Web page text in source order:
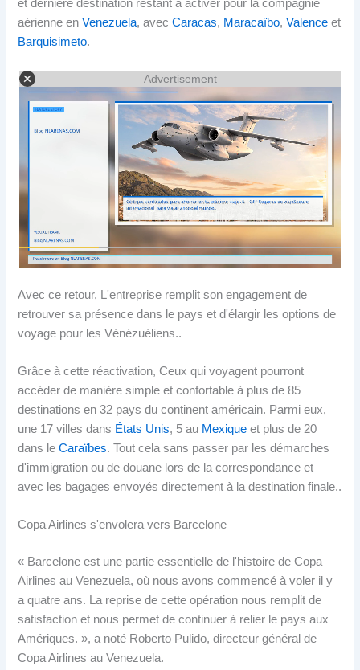
et dernière destination restant à activer pour la compagnie
aérienne enVenezuela, avecCaracas, Maracaïbo,Valence et
Barquisimeto.
Advertisement
Avec ce retour, L'entreprise remplit son engagement de
retrouver sa présence dans le pays et d'élargir les options de
voyage pour les Vénézuéliens..
Grâce à cette réactivation, Ceux qui voyagent pourront
accéder de manière simple et confortable à plus de 85
destinations en 32 pays du continent américain. Parmi eux,
une 17 villes dans États Unis, 5 au Mexique et plus de 20
dans leCaraïbes. Tout cela sans passer par les démarches
d'immigration ou de douane lors de la correspondance et
avec les bagages envoyés directement à la destination finale..
Copa Airlines s'envolera vers Barcelone
« Barcelone est une partie essentielle de l'histoire de Copa
Airlines au Venezuela, où nous avons commencé à voler il y
a quatre ans. La reprise de cette opération nous remplit de
satisfaction et nous permet de continuer à relier le pays aux
Amériques. », a noté Roberto Pulido, directeur général de
Copa Airlines au Venezuela.